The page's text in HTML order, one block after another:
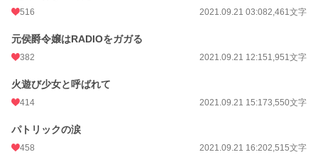
516 2021.09.21 03:082,461文字
元侯爵令嬢はRADIOをガガる
382 2021.09.21 12:151,951文字
火遊び少女と呼ばれて
414 2021.09.21 15:173,550文字
パトリックの涙
458 2021.09.21 16:202,515文字